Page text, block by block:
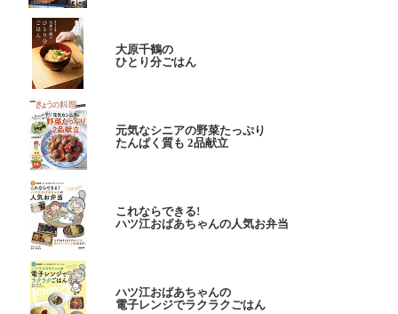
大原千鶴の
ひとり分ごはん
元気なシニアの野菜たっぷり
たんぱく質も 2品献立
これならできる!
ハツ江おばあちゃんの人気お弁当
ハツ江おばあちゃんの
電子レンジでラクラクごはん